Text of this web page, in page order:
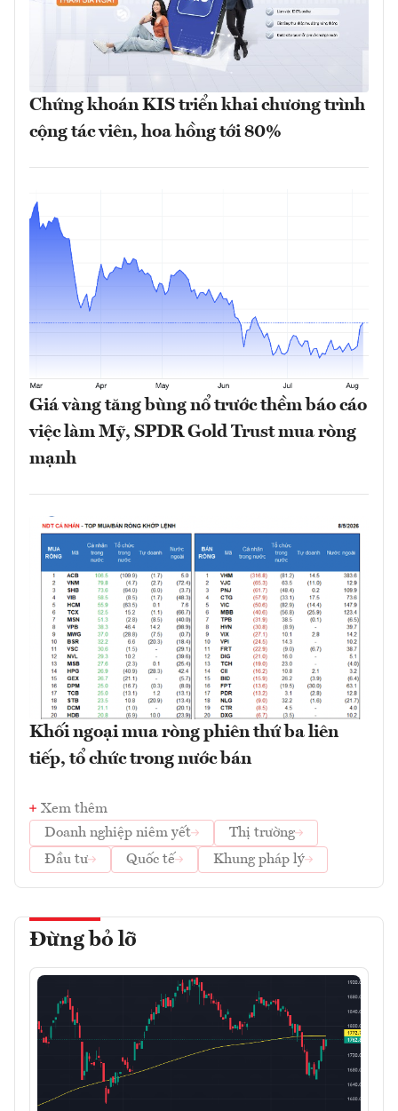
Chứng khoán KIS triển khai chương trình
cộng tác viên, hoa hồng tới 80%
Giá vàng tăng bùng nổ trước thềm báo cáo
việc làm Mỹ, SPDR Gold Trust mua ròng
mạnh
Khối ngoại mua ròng phiên thứ ba liên
tiếp, tổ chức trong nước bán
Xem thêm
Doanh nghiệp niêm yết
Thị trường
Đầu tư
Quốc tế Khung pháp lý
Đừng bỏ lỡ